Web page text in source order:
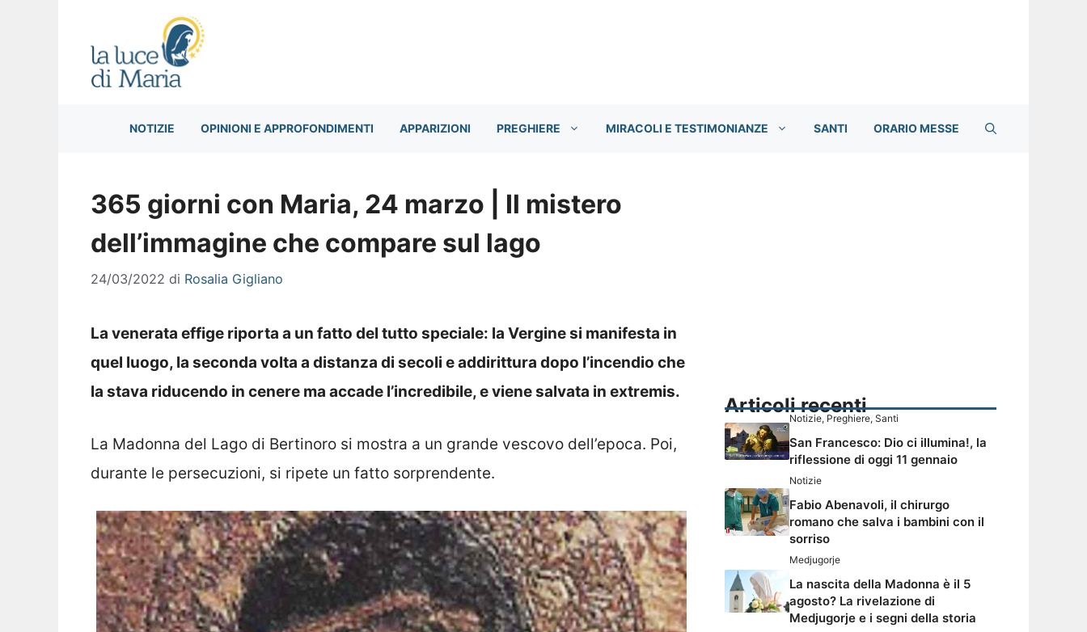
NOTIZIE OPINIONI E APPROFONDIMENTI APPARIZIONI PREGHIERE MIRACOLI E TESTIMONIANZE SANTI ORARIO MESSE
365 giorni con Maria, 24 marzo | Il mistero
dell’immagine che compare sul lago
24/03/2022 di Rosalia Gigliano
La venerata effige riporta a un fatto del tutto speciale: la Vergine si manifesta in
quel luogo, la seconda volta a distanza di secoli e addirittura dopo l’incendio che
la stava riducendo in cenere ma accade l’incredibile, e viene salvata in extremis.
La Madonna del Lago di Bertinoro si mostra a un grande vescovo dell’epoca. Poi,
durante le persecuzioni, si ripete un fatto sorprendente.
Articoli recenti
Notizie, Preghiere, Santi
San Francesco: Dio ci illumina!, la
riflessione di oggi 11 gennaio
Notizie
Fabio Abenavoli, il chirurgo
romano che salva i bambini con il
sorriso
Medjugorje
La nascita della Madonna è il 5
agosto? La rivelazione di
Medjugorje e i segni della storia